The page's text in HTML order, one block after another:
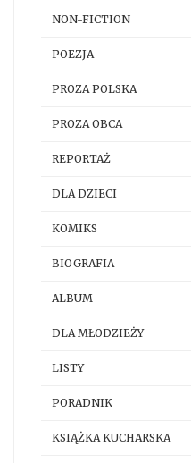
NON-FICTION
POEZJA
PROZA POLSKA
PROZA OBCA
REPORTAŻ
DLA DZIECI
KOMIKS
BIOGRAFIA
ALBUM
DLA MŁODZIEŻY
LISTY
PORADNIK
KSIĄŻKA KUCHARSKA